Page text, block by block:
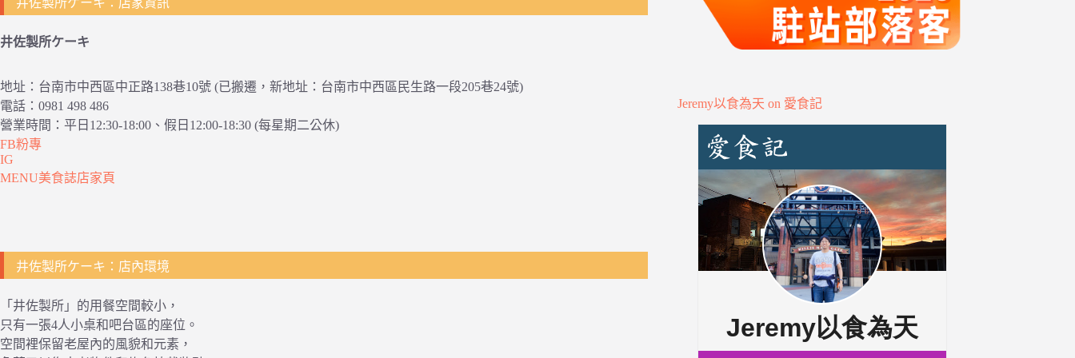
井佐製所ケーキ：店家資訊
井佐製所ケーキ
地址：台南市中西區中正路138巷10號 (已搬遷，新地址：台南市中西區民生路一段205巷24號)
電話：0981 498 486
營業時間：平日12:30-18:00、假日12:00-18:30 (每星期二公休)
FB粉專
IG
MENU美食誌店家頁
井佐製所ケーキ：店內環境
「井佐製所」的用餐空間較小，
只有一張4人小桌和吧台區的座位。
空間裡保留老屋內的風貌和元素，
Jeremy以食為天 on 愛食記